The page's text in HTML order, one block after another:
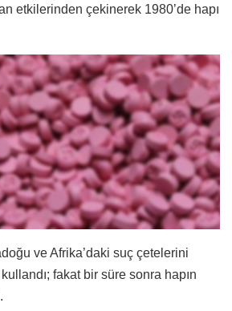
etkilerinden çekinerek 1980’de hapı
ve Afrika’daki suç çetelerini
fakat bir süre sonra hapın